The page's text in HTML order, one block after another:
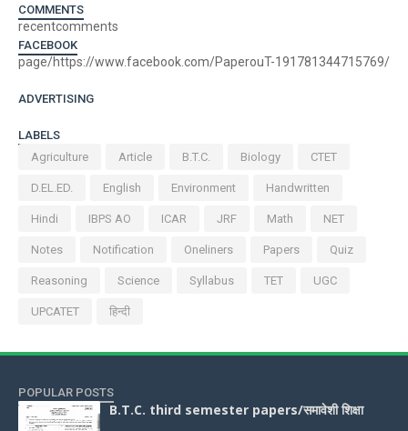
COMMENTS
recentcomments
FACEBOOK
page/https://www.facebook.com/PaperouT-191781344715769/
ADVERTISING
LABELS
Agriculture
Article B.T.C. Biology CTET
D.EL.ED. English Environment Handwritten
Hindi IBPS AO ICAR JRF Math NET
Notes Notification Oneliners Papers Quiz
Reasoning Science Syllabus TET UGC
UPCATET हिन्दी
POPULAR POSTS
B.T.C. third semester papers/समावेशी शिक्षा